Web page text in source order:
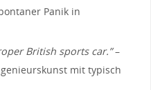
Panik in⁢
British sports car.”–
⁢mit​ typisch